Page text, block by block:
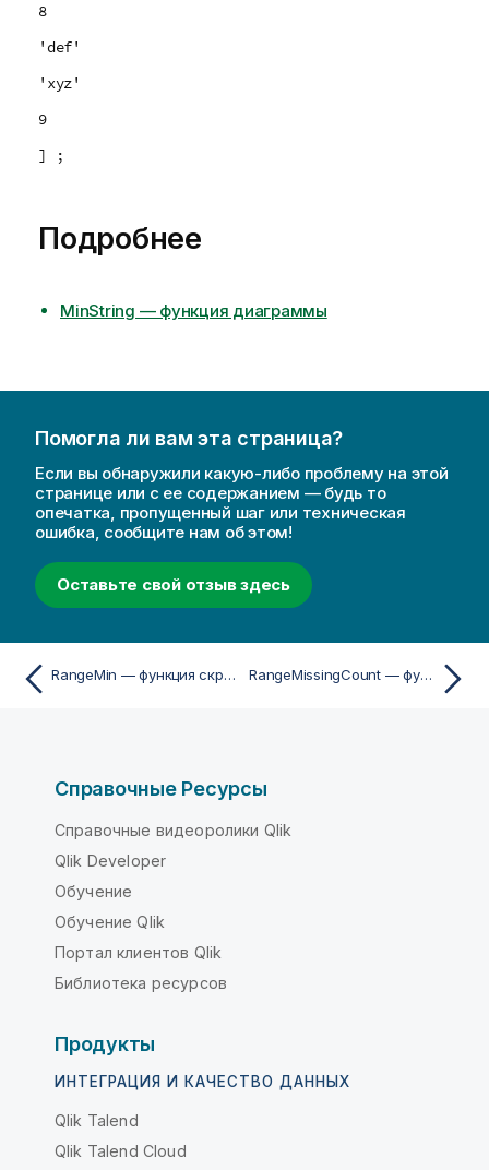
8
'def'
'xyz'
9
] ;
Подробнее
MinString — функция диаграммы
Помогла ли вам эта страница?
Если вы обнаружили какую-либо проблему на этой
странице или с ее содержанием — будь то
опечатка, пропущенный шаг или техническая
ошибка, сообщите нам об этом!
Оставьте свой отзыв здесь
RangeMin — функция скриптa и диаграммы RangeMissingCount — функция скриптa и диаграммы
Справочные Ресурсы
Справочные видеоролики Qlik
Qlik Developer
Обучение
Обучение Qlik
Портал клиентов Qlik
Библиотека ресурсов
Продукты
ИНТЕГРАЦИЯ И КАЧЕСТВО ДАННЫХ
Qlik Talend
Qlik Talend Cloud